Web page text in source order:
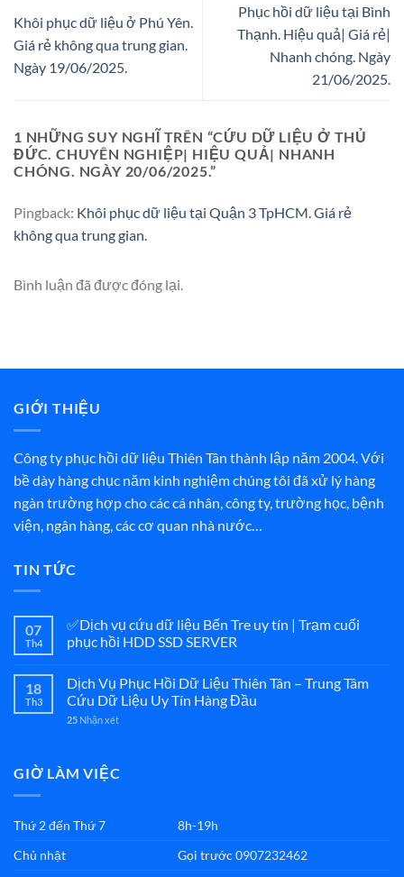
Khôi phục dữ liệu ở Phú Yên.
Giá rẻ không qua trung gian.
Ngày 19/06/2025.
Phục hồi dữ liệu tại Bình
Thạnh. Hiệu quả| Giá rẻ|
Nhanh chóng. Ngày
21/06/2025.
1 NHỮNG SUY NGHĨ TRÊN “CỨU DỮ LIỆU Ở THỦ
ĐỨC. CHUYÊN NGHIỆP| HIỆU QUẢ| NHANH
CHÓNG. NGÀY 20/06/2025.”
Pingback: Khôi phục dữ liệu tại Quận 3 TpHCM. Giá rẻ
không qua trung gian.
Bình luận đã được đóng lại.
GIỚI THIỆU
Công ty phục hồi dữ liệu Thiên Tân thành lập năm 2004. Với
bề dày hàng chục năm kinh nghiệm chúng tôi đã xử lý hàng
ngàn trường hợp cho các cá nhân, công ty, trường học, bệnh
viện, ngân hàng, các cơ quan nhà nước…
TIN TỨC
07
Th4
✅Dịch vụ cứu dữ liệu Bến Tre uy tín | Trạm cuối
phục hồi HDD SSD SERVER
18
Th3
Dịch Vụ Phục Hồi Dữ Liệu Thiên Tân – Trung Tâm
Cứu Dữ Liệu Uy Tín Hàng Đầu
25 Nhận xét
GIỜ LÀM VIỆC
Thứ 2 đến Thứ 7
8h-19h
Chủ nhật
Gọi trước 0907232462